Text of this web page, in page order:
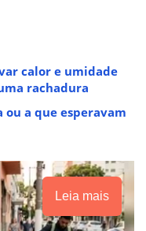
calor e umidade
rachadura
a que esperavam
Leia mais